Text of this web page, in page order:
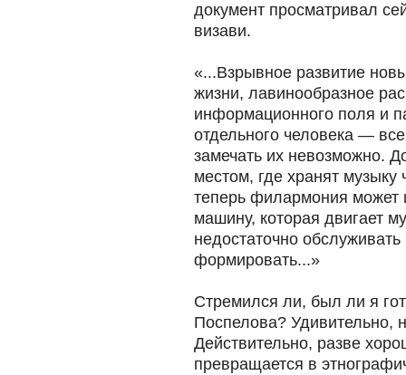
документ просматривал
визави.
«...Взрывное развитие
жизни, лавинообразное
информационного поля и
отдельного человека —
замечать их невозможно.
местом, где хранят
теперь филармония может
машину, которая двигает
недостаточно
формировать...»
Стремился ли, был ли я
Поспелова? Удивительно,
Действительно, разве
превращается в